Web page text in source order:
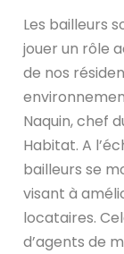
Les bailleurs
jouer un rôle
de nos
Naquin, chef
Habitat. A
bailleurs se
visant à
locataires.
d’agents de